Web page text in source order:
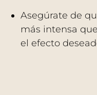
Asegúrate de
más intensa
el efecto